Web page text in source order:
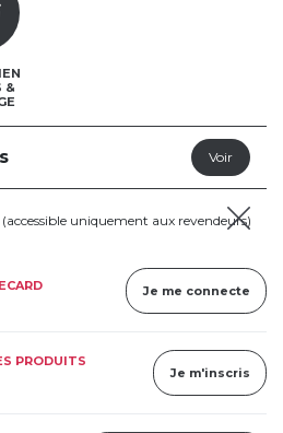
&
(accessible uniquement aux revendeurs)
Je me connecte
PRODUITS
Je m'inscris